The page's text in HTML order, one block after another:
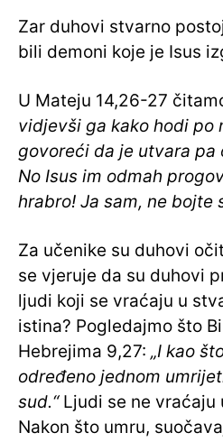
Zar duhovi stvarno
bili demoni koje je Isus
U Mateju 14,26-27
vidjevši ga kako hodi po
govoreći da je utvara pa
No Isus im odmah
hrabro! Ja sam, ne bojte
Za učenike su duhovi
se vjeruje da su duhovi
ljudi koji se vraćaju u
istina? Pogledajmo što
Hebrejima 9,27: „I kao
određeno jednom
sud.“Ljudi se ne vraćaju
Nakon što umru,